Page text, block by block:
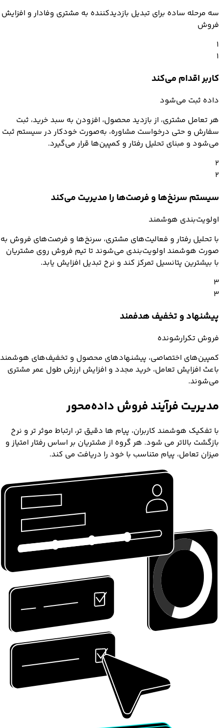
سه مرحله ساده برای تبدیل بازدیدکننده به مشتری وفادار و افزایش
فروش
۱
۱
کاربر اقدام می‌کند
داده ثبت می‌شود
هر تعامل مشتری، از بازدید محصول، افزودن به سبد خرید، ثبت
سفارش و حتی درخواست مشاوره، به‌صورت خودکار در سیستم ثبت
می‌شود و مبنای تحلیل رفتار و کمپین‌ها قرار می‌گیرد.
۲
۲
سیستم سرنخ‌ها و فرصت‌ها را مدیریت می‌کند
اولویت‌بندی هوشمند
با تحلیل رفتار و فعالیت‌های مشتری، سرنخ‌ها و فرصت‌های فروش به
صورت هوشمند اولویت‌بندی می‌شوند تا تیم فروش روی مشتریان
با بیشترین پتانسیل تمرکز کند و نرخ تبدیل افزایش یابد.
۳
۳
پیشنهاد و تخفیف هدفمند
فروش تکرارشونده
کمپین‌های اختصاصی، پیشنهادهای محصول و تخفیف‌های هوشمند
باعث افزایش تعامل، خرید مجدد و افزایش ارزش طول عمر مشتری
می‌شوند.
مدیریت فرآیند فروشداده‌محور
با تفکیک هوشمند کاربران، پیام ها دقیق تر، ارتباط موثر تر و نرخ
بازگشت بالاتر می شود. هر گروه از مشتریان بر اساس رفتار امتیاز و
میزان تعامل، پیام متناسب با خود را دریافت می کند.